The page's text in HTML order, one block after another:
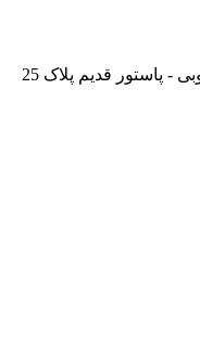
- پاستور قدیم پلاک 25